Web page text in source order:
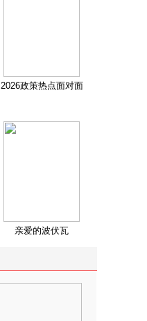
2026政策热点面对面
亲爱的波伏瓦